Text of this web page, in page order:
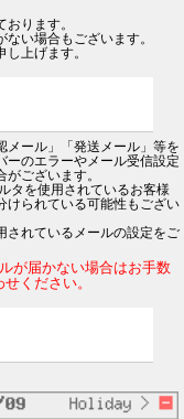
ります。
い場合もございます。
上げます。
メール」「発送メール」等を
ーのエラーやメール受信設定
ございます。
タを使用されているお客様
けられている可能性もござい
されているメールの設定をご
が届かない場合はお手数
ください。